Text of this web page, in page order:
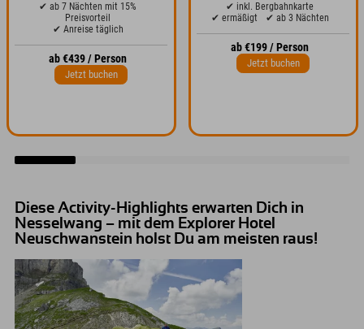
✔ ab 7 Nächten mit 15%
Preisvorteil
✔ Anreise täglich
ab €439 / Person
Jetzt buchen
✔ inkl. Bergbahnkarte
✔ ermäßigt
✔ ab 3 Nächten
ab €199 / Person
Jetzt buchen
Diese Activity-Highlights erwarten Dich in
Nesselwang – mit dem Explorer Hotel
Neuschwanstein holst Du am meisten raus!